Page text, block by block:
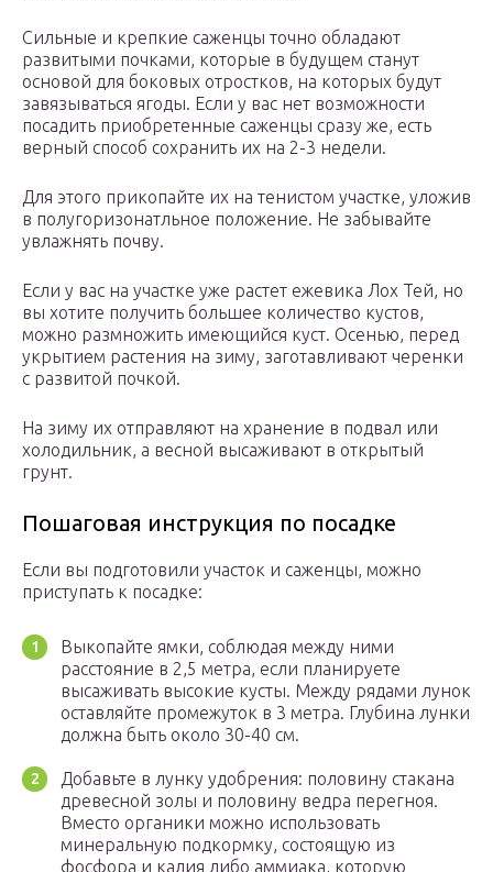
Сильные и крепкие саженцы точно обладают
развитыми почками, которые в будущем станут
основой для боковых отростков, на которых будут
завязываться ягоды. Если у вас нет возможности
посадить приобретенные саженцы сразу же, есть
верный способ сохранить их на 2-3 недели.
Для этого прикопайте их на тенистом участке, уложив
в полугоризонатльное положение. Не забывайте
увлажнять почву.
Если у вас на участке уже растет ежевика Лох Тей, но
вы хотите получить большее количество кустов,
можно размножить имеющийся куст. Осенью, перед
укрытием растения на зиму, заготавливают черенки
с развитой почкой.
На зиму их отправляют на хранение в подвал или
холодильник, а весной высаживают в открытый
грунт.
Пошаговая инструкция по посадке
Если вы подготовили участок и саженцы, можно
приступать к посадке:
Выкопайте ямки, соблюдая между ними
расстояние в 2,5 метра, если планируете
высаживать высокие кусты. Между рядами лунок
оставляйте промежуток в 3 метра. Глубина лунки
должна быть около 30-40 см.
Добавьте в лунку удобрения: половину стакана
древесной золы и половину ведра перегноя.
Вместо органики можно использовать
минеральную подкормку, состоящую из
фосфора и калия либо аммиака, которую